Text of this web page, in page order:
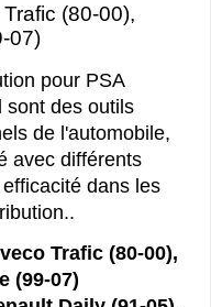
(80-00),
07)
pour PSA
sont des outils
de l'automobile,
avec différents
dans les
Trafic (80-00),
(99-07)